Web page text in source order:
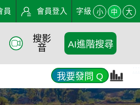
員 會員登入 字級 小 中 大
搜影
音
AI進階搜尋
我要發問 Q